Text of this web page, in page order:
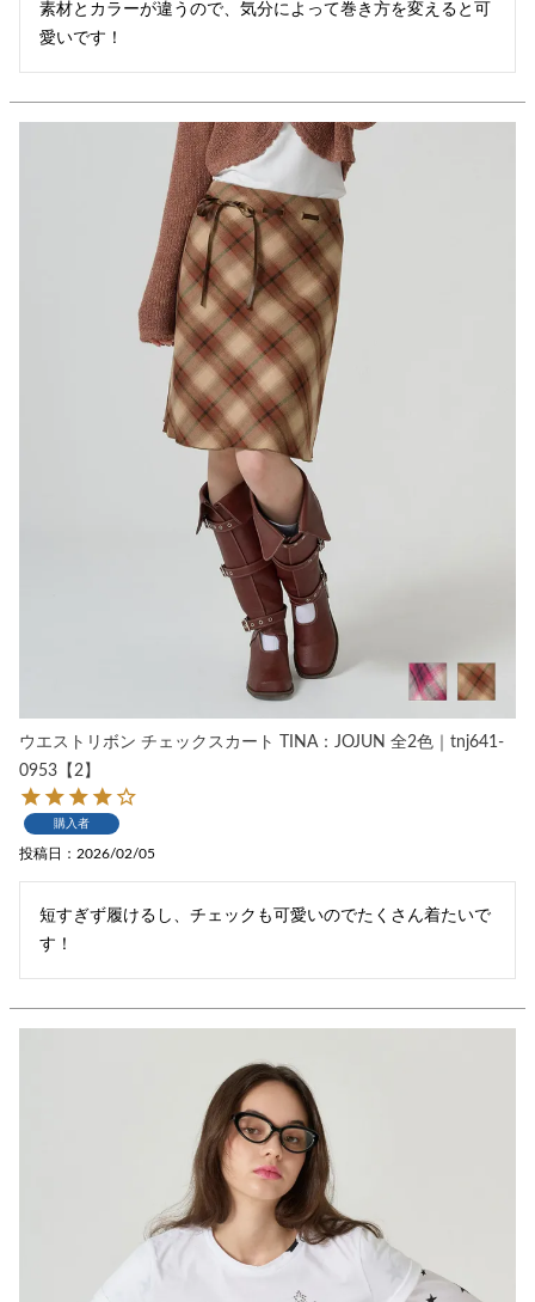
素材とカラーが違うので、気分によって巻き方を変えると可
愛いです！
ウエストリボン チェックスカート TINA：JOJUN 全2色｜tnj641-
0953【2】
購入者
投稿日 2026/02/05
短すぎず履けるし、チェックも可愛いのでたくさん着たいで
す！